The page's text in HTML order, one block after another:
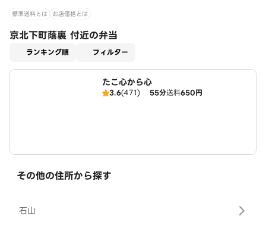
標準送料とは お店価格とは
京北下町蔭裏 付近の弁当
ランキング順 フィルター
たこ心から心
3.6(471) 55分送料650円
その他の住所から探す
石山